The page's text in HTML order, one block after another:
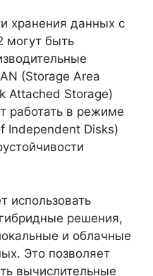
хранения данных с
могут быть
(Storage Area
Attached Storage)
работать в режиме
Independent Disks)
использовать
решения,
и облачные
Это позволяет
вычислительные